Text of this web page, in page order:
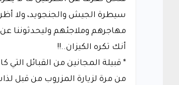
سيطرة الجيش والجنجويد، ولا
مهاجرهم وملاجئهم
أنك تكره الكيزان..!!
* قبيلة المجانين من القبائل
من مرة لزيارة المزروب من قبل